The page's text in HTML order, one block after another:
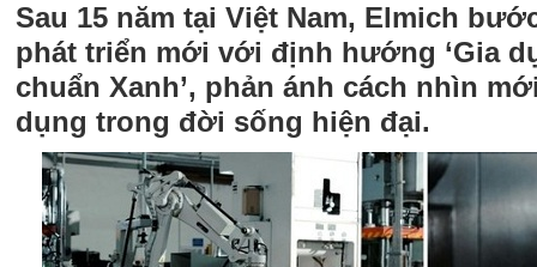
Sau 15 năm tại Việt Nam, Elmich
phát triển mới với định hướng ‘Gia
chuẩn Xanh’, phản ánh cách nhìn
dụng trong đời sống hiện đại.